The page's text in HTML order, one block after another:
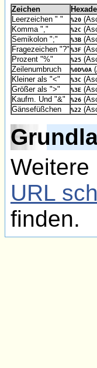
Zeichen
Leerzeichen " "
%20
Komma ","
%2C
Semikolon ";"
%3B
Fragezeichen "?" %3F
Prozent "%"
%25
Zeilenumbruch
%0D%0A
Kleiner als "<"
%3C
Größer als ">"
%3E
Kaufm. Und "&"
%26
Gänsefüßchen
%22
URL
finden.